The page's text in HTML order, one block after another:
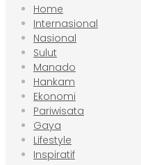
Home
Internasional
Nasional
Sulut
Manado
Hankam
Ekonomi
Pariwisata
Gaya
Lifestyle
Inspiratif